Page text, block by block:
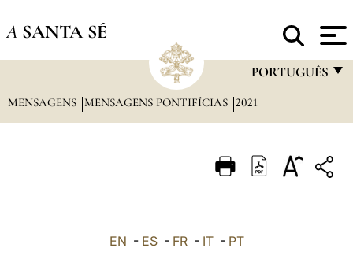
A SANTA SÉ
PORTUGUÊS
FRANÇAIS
ITALIANO
MENSAGENS MENSAGENS PONTIFÍCIAS 2021
EN - ES- FR- IT- PT